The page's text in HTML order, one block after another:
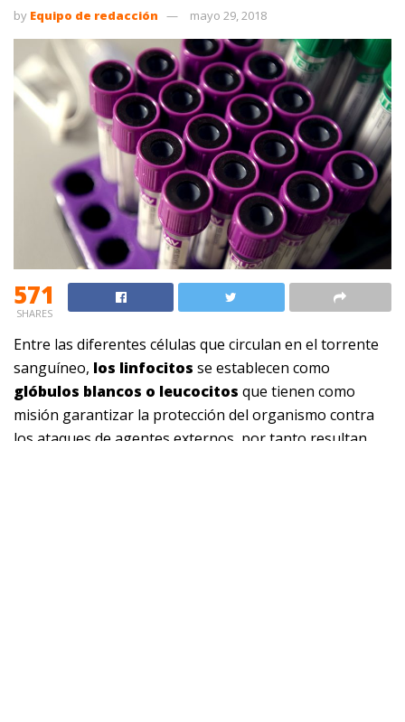
by Equipo de redacción mayo 29, 2018
571
SHARES
Entre las diferentes células que circulan en el torrente
sanguíneo, los linfocitos se establecen como
glóbulos blancos o leucocitos que tienen como
misión garantizar la protección del organismo contra
los ataques de agentes externos, por tanto resultan